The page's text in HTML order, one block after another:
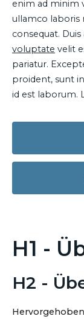
enim ad minim
ullamco laboris
consequat.
voluptate velit
pariatur.
proident, sunt
id est laborum.
H1 -
H2 -